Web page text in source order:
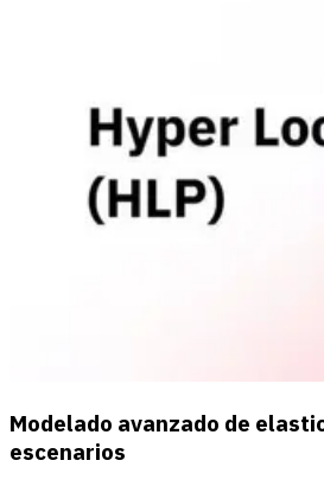
Modelado avanzado de
escenarios